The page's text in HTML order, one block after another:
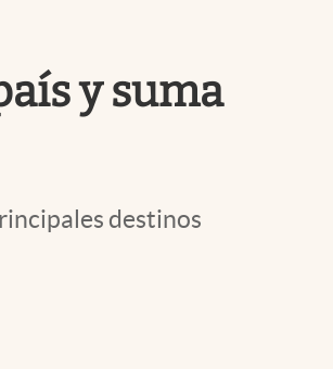
y suma
destinos